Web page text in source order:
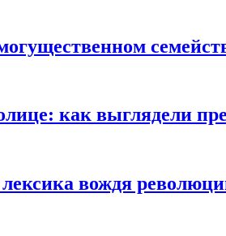
как выглядели
вождя